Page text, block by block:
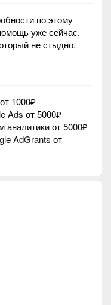
по этому
уже сейчас.
не стыдно.
от 1000₽
Ads от 5000₽
аналитикиот 5000₽
AdGrants от